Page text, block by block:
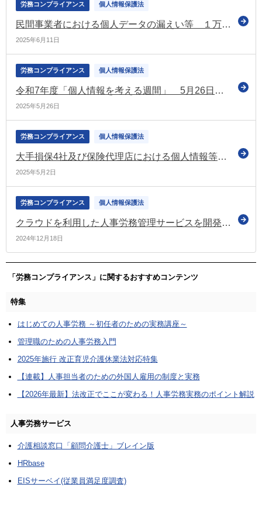
労務コンプライアンス 個人情報保護法
民間事業者における個人データの漏えい等 １万9,056件で過去最多（令和6年度の年次報告）
2025年6月11日
労務コンプライアンス 個人情報保護法
令和7年度「個人情報を考える週間」 5月26日から6月1日まで（個人情報保護委員会）
2025年5月26日
労務コンプライアンス 個人情報保護法
大手損保4社及び保険代理店における個人情報等の取扱いについて、個人情報保護法の規定による指導を行う（個人情報保護委員会）
2025年5月2日
労務コンプライアンス 個人情報保護法
クラウドを利用した人事労務管理サービスを開発・提供及び利用する場合の留意点を取りまとめ注意喚起（個人情報保護委員会）
2024年12月18日
「労務コンプライアンス」に関するおすすめコンテンツ
特集
はじめての人事労務 ～初任者のための実務講座～
管理職のための人事労務入門
2025年施行 改正育児介護休業法対応特集
【連載】人事担当者のための外国人雇用の制度と実務
【2026年最新】法改正でここが変わる！人事労務実務のポイント解説
人事労務サービス
介護相談窓口「顧問介護士」ブレイン版
HRbase
EISサーベイ(従業員満足度調査)